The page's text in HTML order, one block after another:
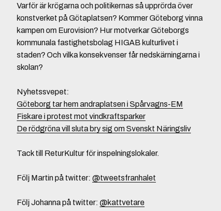
Varför är krögarna och politikernas så upprörda över
konstverket på Götaplatsen? Kommer Göteborg vinna
kampen om Eurovision? Hur motverkar Göteborgs
kommunala fastighetsbolag HIGAB kulturlivet i
staden? Och vilka konsekvenser får nedskärningarna i
skolan?
Nyhetssvepet:
Göteborg tar hem andraplatsen i Spårvagns-EM
Fiskare i protest mot vindkraftsparker
De rödgröna vill sluta bry sig om Svenskt Näringsliv
Tack till ReturKultur för inspelningslokaler.
Följ Martin på twitter: @tweetsfranhalet
Följ Johanna på twitter: @kattvetare